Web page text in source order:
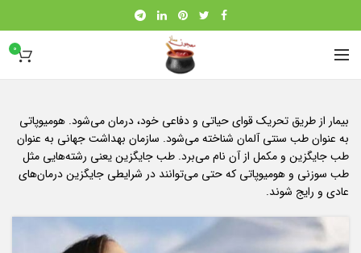
0
بیمار از طریق تحریک قوای حیاتی و دفاعی خود، درمان می‌شود. هومیوپاتی
به عنوان طب سنتی آلمان شناخته می‌شود. سازمان بهداشت جهانی به عنوان
طب جایگزین و مکمل از آن نام می‌برد. طب جایگزین یعنی رشته‌هایی مثل
طب سوزنی و هومیوپاتی که حتی می‌توانند در شرایطی جایگزین درمان‌های
عادی و رایج شوند.